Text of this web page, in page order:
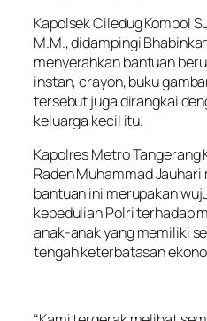
Kapolsek Ciledug Kompol
M.M., didampingi
menyerahkan bantuan
instan, crayon, buku
tersebut juga dirangkai
keluarga kecil itu.
Kapolres Metro Tangerang
Raden Muhammad
bantuan ini merupakan
kepedulian Polri terhadap
anak-anak yang memiliki
tengah keterbatasan